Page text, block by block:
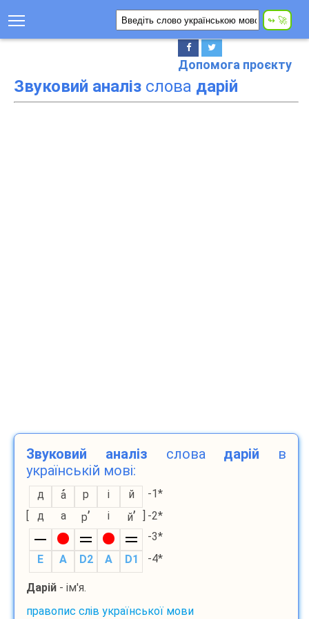
Допомога проєкту
Звуковий аналіз слова дарій
Звуковий аналіз слова дарій в
українській мові:
д а р і й
-1*
[
д а р’ і й’ ] -2*
-3*
E
A D2 A D1 -4*
Дарій - ім'я.
правопис слів української мови